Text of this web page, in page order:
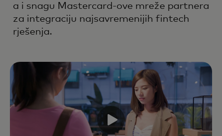
a i snagu Mastercard-ove mreže partnera
za integraciju najsavremenijih fintech
rješenja.